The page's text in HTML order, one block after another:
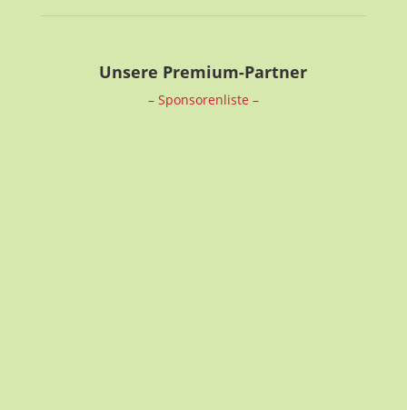
Unsere Premium-Partner
– Sponsorenliste –